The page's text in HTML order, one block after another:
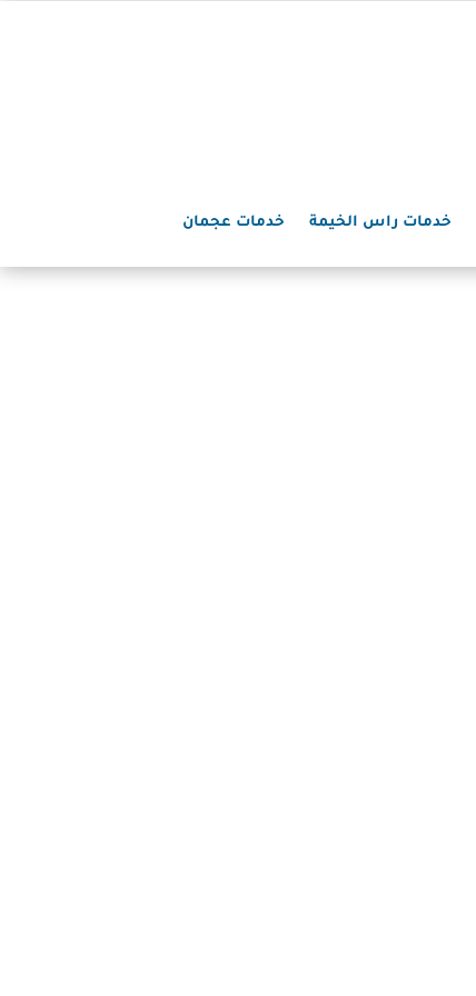
خدمات راس الخيمة خدمات عجمان